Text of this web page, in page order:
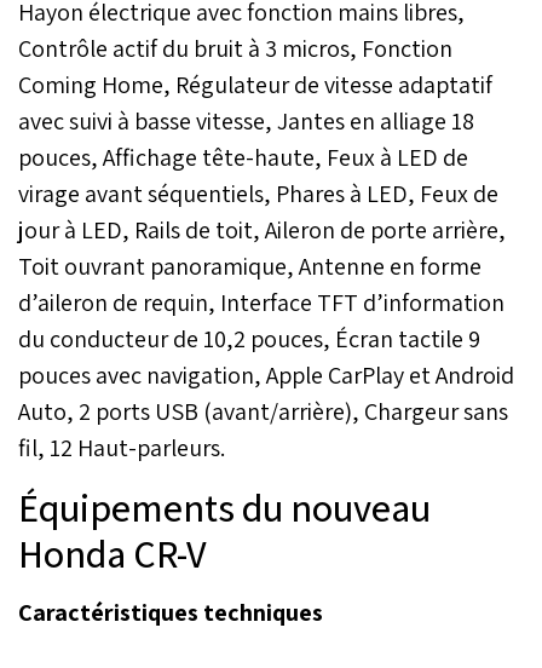
Hayon électrique avec fonction mains libres,
Contrôle actif du bruit à 3 micros, Fonction
Coming Home, Régulateur de vitesse adaptatif
avec suivi à basse vitesse, Jantes en alliage 18
pouces, Affichage tête-haute, Feux à LED de
virage avant séquentiels, Phares à LED, Feux de
jour à LED, Rails de toit, Aileron de porte arrière,
Toit ouvrant panoramique, Antenne en forme
d’aileron de requin, Interface TFT d’information
du conducteur de 10,2 pouces, Écran tactile 9
pouces avec navigation, Apple CarPlay et Android
Auto, 2 ports USB (avant/arrière), Chargeur sans
fil, 12 Haut-parleurs.
Équipements du nouveau
Honda CR-V
Caractéristiques techniques